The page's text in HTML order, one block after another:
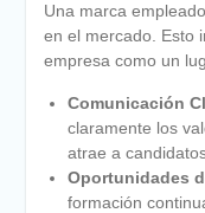
Una marca
en el mercado. Esto
empresa como un
Comunicación
claramente los
atrae a
Oportunidades
formación